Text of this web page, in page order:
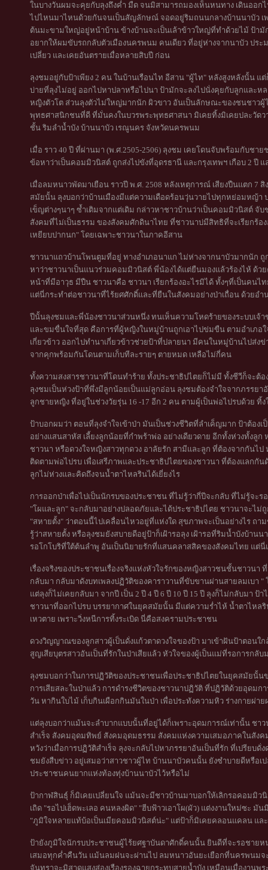
ในบางวันผมจะคุยกับลุงถึงค่ำ มืด จนมิสามารถมองเห็นหนทาง เดินออ
ไปไหนมาไหนด้วยกันจนเป็นสัญลักษณ์ จอดอยู่ริมถนนกลางบ้านนาบัว เพ
ต้นมะขามใหญ่อยู่หน้าบ้าน ข้างบ้านจะเป็นเล้าข้าวใหญ่ที่ทำด้วยไม้ ป้า
อยากให้ผมขับรถกลับตัวเมืองนครพนม คนเดียว ที่อยู่ห่างจากนาบัว ปร
เปลี่ยว และเคยอันตรายเมื่อหลายสิบปี ก่อน
ลุงชมอยู่กับป้าเพียง 2 คน ในบ้านเรือนไท อีสาน "ผู้ไท" หลังสูงหลังนั้น
บ่ายที่ลุงไม่อยู่ ออกไปหาปลาหรือไปนา ป้ามักจะลงไปนั่งคุยกับลูกและห
หญิงตัวโต ส่วนลุงตัวไม่ใหญ่มากนัก ผิวขาว อันเป็นลักษณะของชนชาวผู้
พุทธศาสนิกชนที่ดี ที่มั่นคงในบวรพระพุทธศาสนา มิเคยทิ้งมิเคยปละวัด
ชั้น ริมลำน้ำบัง บ้านนาบัว เรณูนคร จังหวัดนครพนม
เมื่อ ราว 40 ปี ที่ผ่านมา (พ.ศ.2505-2506) ลุงชม เคยโดนจับพร้อมกับช
ข้อหาว่าเป็นคอมมิวนิสต์ ถูกส่งไปขังที่อุดรธานี และกรุงเทพฯ เกือบ 2 ปี
เมื่อลมหนาวพัดมาเยือน ราวปี พ.ศ. 2508 หลังเหตุการณ์ เสียงปืนแตก 7
สมัยนั้น ลุงบอกว่าบ้านเมืองมีแต่ความเดือดร้อนวุ่นวายไปทุกหย่อมหญ้า
เข็ญต่างๆนาๆ ซ้ำเติมจากแต่เดิม กล่าวหาชาวบ้านว่าเป็นคอมมิวนิสต์ จับ
สังคมที่ไม่เป็นธรรม ของสังคมศักดินาไทย ที่ชาวนาบ่มีสิทธิที่จะเรียกร้อ
เหยียบปากนก" โดยเฉพาะชาวนาในภาคอีสาน
ชาวนาแถวบ้านโพนตูมที่อยู่ ทางอำเภอนาแก ไม่ห่างจากนาบัวมากนัก
หาว่าชาวนาเป็นแนวร่วมคอมมิวนิสต์ พี่น้องได้แต่ยืนมองแล้วร้องไห้ ด้วย
หน้าที่มีอาวุธ มีปืน ชาวนาคือ ชาวนา เรียกร้องอะไรมิได้ ทั้งๆที่เป็นคนไ
แต่นี่กระทำต่อชาวนาที่ไร้ยศศักดิ์และที่ยืนในสังคมอย่างป่าเถื่อน ด้วยอำ
ปีนั้นลุงชมและพี่น้องชาวนาส่วนหนึ่ง ทนเห็นความโหดร้ายของระบบเจ้
และขมขื่นใจที่สุด คือการที่ผู้หญิงในหมู่บ้านถูกเอาไปข่มขืน ตามอำเภอ
เกี่ยวข้าว ออกไปทำนาเกี่ยวข้าวช่วยป้าที่ปลายนา มีคนในหมู่บ้านไปส่ง
จากคุกพร้อมกันโดนตามเก็บทีละรายๆ ตายหมด เหลือไม่กี่คน
ทั้งความสงสารชาวนาที่โดนทำร้าย ทั้งประชาธิปไตยก็ไม่มี ทั้งชีวีก็จะต้
ลุงชมเป็นห่วงป้าที่พึ่งมีลูกน้อยเป็นแม่ลูกอ่อน ลุงชมต้องจำใจจากภรรย
ลูกชายหญิง ที่อยู่ในช่วงวัยรุ่น 16 -17 อีก 2 คน ตามผู้เป็นพ่อไปรบด้วย ทิ้
ป้าบอกผมว่า ตอนที่ลุงจำใจเข้าป่า มันเป็นช่วงชีวิตที่ลำเค็ญมาก ป้าต้อง
อย่างแสนสาหัส เลี้ยงลูกน้อยที่กำพร้าพ่อ อย่างเดียวดาย อีกทั้งห่วงทั้งลูก
ชาวนา หรือดวงใจหญิงสาวทุกดวง อาลัยรัก สามีและลูก ที่ต้องจากกันไป
ติดตามพ่อไปรบ เพื่อเสรีภาพและประชาธิปไตยของชาวนา ที่ต้องแลกกัน
ลูกไม่ห่วงและคิดถึงจนน้ำตาไหลรินได้เยี่ยงไร
การออกป่าเพื่อไปเป็นนักรบของประชาชน ที่ไม่รู้ว่ากี่ปีจะกลับ ที่ไม่รู้จะ
"โผและลูก" จะกลับมาอย่างปลอดภัยและได้ประชาธิปไตย ชาวนาจะไม่
"สหายตั้ง" ว่าตอนนี้ไปเคลื่อนไหวอยู่ที่แห่งใด สุขภาพจะเป็นอย่างไร ถ
รู้ว่าสหายตั้ง หรือลุงชมยังสบายดีอยู่ป้าก็เฝ้ารอลุง เฝ้ารอที่ริมน้ำบังบ้าน
รอโกโบริที่ใต้ต้นลำพู อันเป็นนิยายรักที่แสนคลาสสิคของสังคมไทย แต่นี่เ
เรื่องจริงของประชาชนเรื่องจริงแห่งหัวใจรักของหญิงสาวชนชั้นชาวน
กลับมา กลับมาดังบทเพลงปฏิวัติของคาราวานที่ขับขานผ่านสายลมเบ
แต่ลุงก็ไม่เคยกลับมา จากปี เป็น 2 ปี 4 ปี 6 ปี 10 ปี 15 ปี ลุงก็ไม่กลับมา
ชาวนาที่ออกไปรบ บรรยากาศในยุคสมัยนั้น มีแต่ความร่ำไห้ น้ำตาไหล
เหวตาย เพราะวิ่งหนีการทิ้งระเบิด นี่คือสงครามประชาชน
ดวงวิญญาณของลูกสาวผู้เป็นดั่งแก้วตาดวงใจของป้า มาเข้าฝันป้าตอนใ
สูญเสียบุตรสาวอันเป็นที่รักในป่าเสียแล้ว หัวใจของผู้เป็นแม่ที่รอการกลั
ลุงชมบอกว่าในการปฏิวัติของประชาชนเพื่อประชาธิปไตยในยุคสมัยนั้
การเสียสละในป่าแล้ว การดำรงชีวิตของชาวนาปฏิวัติ ที่ปฏิวัติด้วยอุดม
วัน หากินใบไม้ เก็บกินเผือกกินมันในป่า เพื่อประทังความหิว ร่างกายผ่
แต่ลุงบอกว่าแม้นจะลำบากแบบนั้นที่อยู่ได้ก็เพราะอุดมการณ์เท่านั้น ชา
สำเร็จ สังคมอุดมทิพย์ สังคมอุดมธรรม สังคมแห่งความเสมอภาคในสัง
หวังว่าเมื่อการปฏิวัติสำเร็จ ลุงจะกลับไปหาภรรยาอันเป็นที่รัก ที่เปรียบ
ชมยังสืบข่าว อยู่เสมอว่าสาวชาวผู้ไท บ้านนาบัวคนนั้น ยังซำบายดีหรือเ
ประชาชนคนยากแห่งท้องทุ่งบ้านนาบัวไว้หรือไม่
ป้ากาฬสินธุ์ ก็มิเคยเปลี่ยนใจ แม้นจะมีชาวบ้านมาบอกให้เลิกรอคอมมิว
เถิด "รอไปเฮ็ดพะเลอ คนหลงผิด" "ฮีบฟ้าวเอาโผ(ผัว) แต่งงานใหม่ซะ
"ภูมิใจหลายแท้บ้อเป็นเมียคอมมิวนิสต์น่ะ" แต่ป้าก็มิเคยคลอนแคลน แล
ป้ายังภูมิใจนักรบประชาชนผู้ไร้ยศฐาบันดาศักดิ์คนนั้น ยินดีที่จะรอชาย
เสมอทุกค่ำคืนวัน แม้นลมฝนจะผ่านไป ลมหนาวอันยะเยือกที่นครพนมจ
จันทราจะมิสาดแสงส่องเรืองรองฉายกระทบสายน้ำบัง เหมือนเมื่องาน